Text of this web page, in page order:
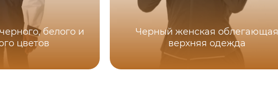
белого и
цветов
Черный женская облегающая
верхняя одежда